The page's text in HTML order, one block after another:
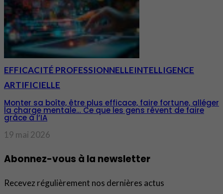
EFFICACITÉ PROFESSIONNELLEINTELLIGENCE
ARTIFICIELLE
Monter sa boîte, être plus efficace, faire fortune, alléger
la charge mentale… Ce que les gens rêvent de faire
grâce à l’IA
19 mai 2026
Abonnez-vous à la newsletter
Recevez régulièrement nos dernières actus